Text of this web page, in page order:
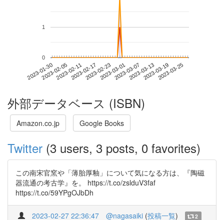
2023-01-302023-02-052023-02-112023-02-172023-02-232023-03-012023-03-072023-03-132023-03-192023-03-25
0
1
外部データベース (ISBN)
Amazon.co.jp Google Books
Twitter (3 users, 3 posts, 0 favorites)
この南宋官窯や「薄胎厚釉」について気になる方は、『陶磁
器流通の考古学』を。 https://t.co/zslduV3faf
https://t.co/59YPgOJbDh
2023-02-27 22:36:47 @nagasaiki (投稿一覧) 2